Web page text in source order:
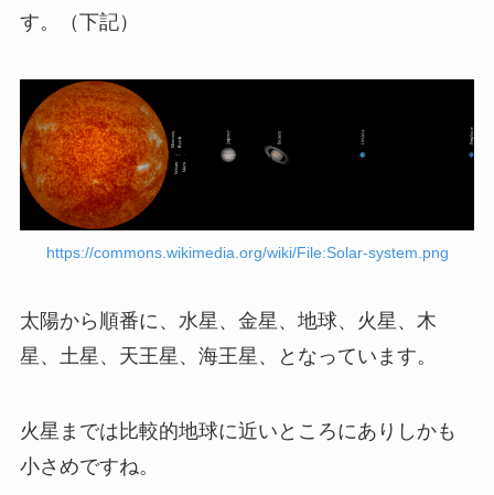
す。（下記）
https://commons.wikimedia.org/wiki/File:Solar-system.png
太陽から順番に、水星、金星、地球、火星、木
星、土星、天王星、海王星、となっています。
火星までは比較的地球に近いところにありしかも
小さめですね。